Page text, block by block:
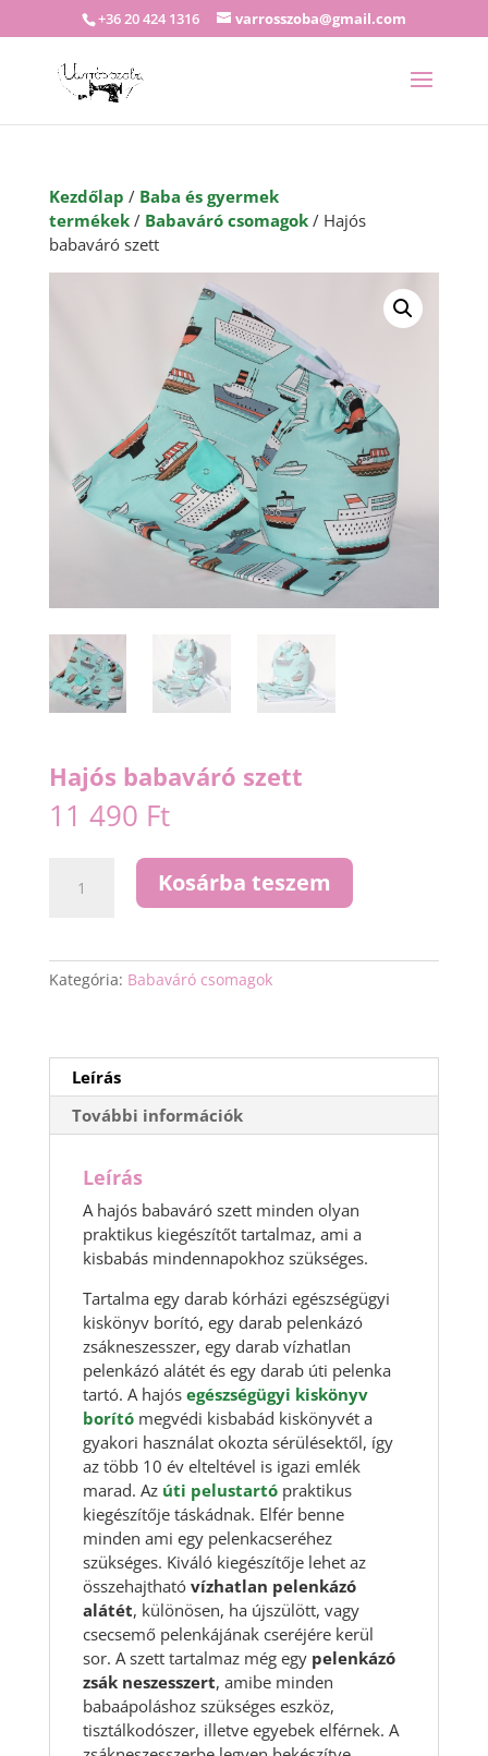
+36 20 424 1316 varrosszoba@gmail.com
Kezdőlap / Baba és gyermek
termékek/ Babaváró csomagok/ Hajós
babaváró szett
Hajós babaváró szett
11 490 Ft
babaváró
Kosárba teszem
Kategória: Babaváró csomagok
Leírás
További információk
Leírás
A hajós babaváró szett minden olyan
praktikus kiegészítőt tartalmaz, ami a
kisbabás mindennapokhoz szükséges.
Tartalma egy darab kórházi egészségügyi
kiskönyv borító, egy darab pelenkázó
zsákneszesszer, egy darab vízhatlan
pelenkázó alátét és egy darab úti pelenka
tartó. A hajós egészségügyi kiskönyv
borítómegvédi kisbabád kiskönyvét a
gyakori használat okozta sérülésektől, így
az több 10 év elteltével is igazi emlék
marad. Az úti pelustartópraktikus
kiegészítője táskádnak. Elfér benne
minden ami egy pelenkacseréhez
szükséges. Kiváló kiegészítője lehet az
összehajtható vízhatlan pelenkázó
alátét, különösen, ha újszülött, vagy
csecsemő pelenkájának cseréjére kerül
sor. A szett tartalmaz még egy pelenkázó
zsák neszesszert, amibe minden
babaápoláshoz szükséges eszköz,
tisztálkodószer, illetve egyebek elférnek. A